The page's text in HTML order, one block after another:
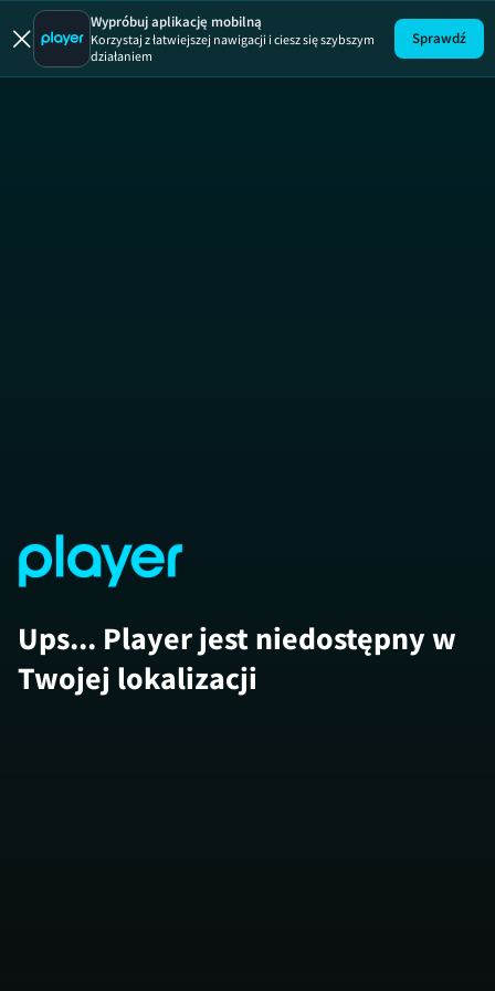
Wypróbuj aplikację mobilną
Korzystaj z łatwiejszej nawigacji i ciesz się szybszym
działaniem
Sprawdź
Ups... Player jest niedostępny w
Twojej lokalizacji